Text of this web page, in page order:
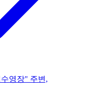
영장" 주변,